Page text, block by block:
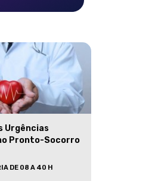
Urgências
Pronto-Socorro
DE 08 A 40 H